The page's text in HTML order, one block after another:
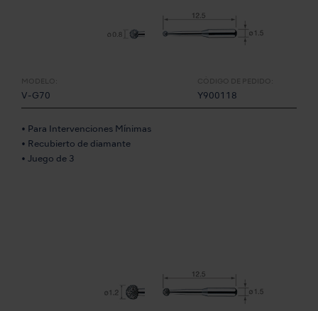
MODELO:
V-G70
CÓDIGO DE PEDIDO:
Y900118
• Para Intervenciones Mínimas
• Recubierto de diamante
• Juego de 3